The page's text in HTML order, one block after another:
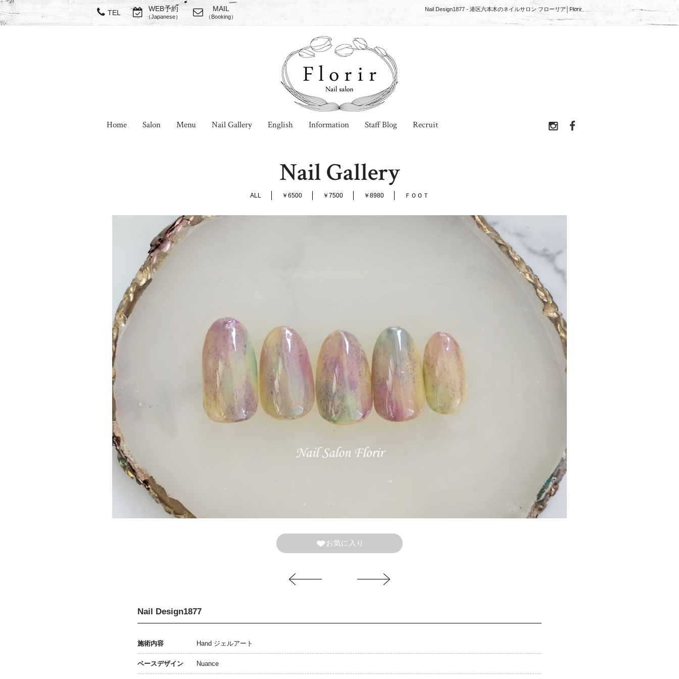
TEL WEB予約
（Japanese）
MAIL
（Booking）
Nail Design1877 - 港区六本木のネイルサロン フローリア│Florir
Home Salon Menu Nail Gallery English Information Staff Blog Recruit
Nail Gallery
ALL ￥6500 ￥7500 ￥8980 ＦＯＯＴ
お気に入り
Nail Design1877
施術内容 Hand ジェルアート
ベースデザイン Nuance